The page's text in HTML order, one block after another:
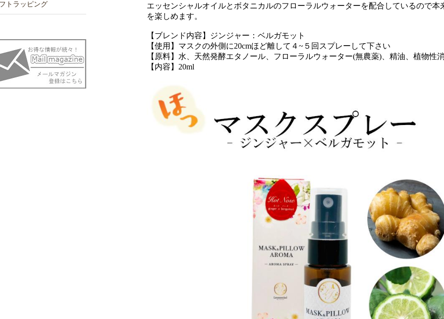
トラッピング
エッセンシャルオイルとボタニカルのフローラルウォーターを配合しているので本
を楽しめます。
【ブレンド内容】ジンジャー：ベルガモット
【使用】マスクの外側に20cmほど離して４~５回スプレーして下さい
【原料】水、天然発酵エタノール、フローラルウォーター(無農薬)、精油、植物性
【内容】20ml